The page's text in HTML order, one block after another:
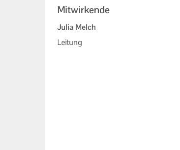
Mitwirkende
Julia Melch
Leitung